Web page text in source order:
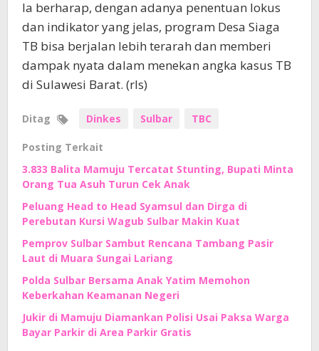
Ia berharap, dengan adanya penentuan lokus
dan indikator yang jelas, program Desa Siaga
TB bisa berjalan lebih terarah dan memberi
dampak nyata dalam menekan angka kasus TB
di Sulawesi Barat. (rls)
Ditag Dinkes Sulbar TBC
Posting Terkait
3.833 Balita Mamuju Tercatat Stunting, Bupati Minta
Orang Tua Asuh Turun Cek Anak
Peluang Head to Head Syamsul dan Dirga di
Perebutan Kursi Wagub Sulbar Makin Kuat
Pemprov Sulbar Sambut Rencana Tambang Pasir
Laut di Muara Sungai Lariang
Polda Sulbar Bersama Anak Yatim Memohon
Keberkahan Keamanan Negeri
Jukir di Mamuju Diamankan Polisi Usai Paksa Warga
Bayar Parkir di Area Parkir Gratis